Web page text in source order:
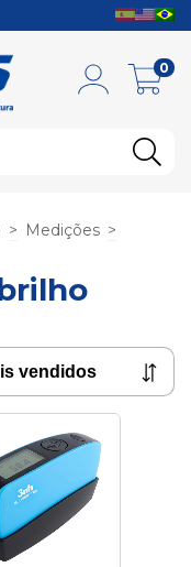
0
> Medições >